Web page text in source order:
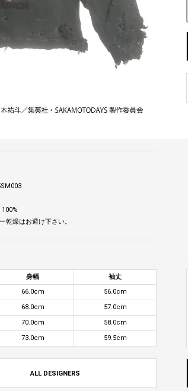
乾燥はお避け下さい。
身幅
袖丈
66.0cm
56.0cm
68.0cm
57.0cm
70.0cm
58.0cm
73.0cm 59.5cm
ALL DESIGNERS